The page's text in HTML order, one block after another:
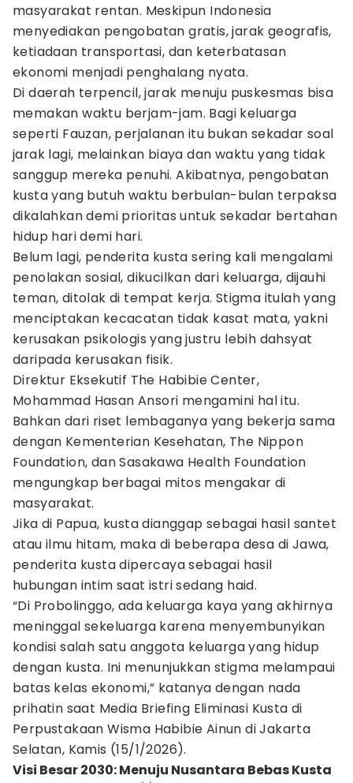
masyarakat rentan. Meskipun Indonesia
menyediakan pengobatan gratis, jarak geografis,
ketiadaan transportasi, dan keterbatasan
ekonomi menjadi penghalang nyata.
Di daerah terpencil, jarak menuju puskesmas bisa
memakan waktu berjam-jam. Bagi keluarga
seperti Fauzan, perjalanan itu bukan sekadar soal
jarak lagi, melainkan biaya dan waktu yang tidak
sanggup mereka penuhi. Akibatnya, pengobatan
kusta yang butuh waktu berbulan-bulan terpaksa
dikalahkan demi prioritas untuk sekadar bertahan
hidup hari demi hari.
Belum lagi, penderita kusta sering kali mengalami
penolakan sosial, dikucilkan dari keluarga, dijauhi
teman, ditolak di tempat kerja. Stigma itulah yang
menciptakan kecacatan tidak kasat mata, yakni
kerusakan psikologis yang justru lebih dahsyat
daripada kerusakan fisik.
Direktur Eksekutif The Habibie Center,
Mohammad Hasan Ansori mengamini hal itu.
Bahkan dari riset lembaganya yang bekerja sama
dengan Kementerian Kesehatan, The Nippon
Foundation, dan Sasakawa Health Foundation
mengungkap berbagai mitos mengakar di
masyarakat.
Jika di Papua, kusta dianggap sebagai hasil santet
atau ilmu hitam, maka di beberapa desa di Jawa,
penderita kusta dipercaya sebagai hasil
hubungan intim saat istri sedang haid.
“Di Probolinggo, ada keluarga kaya yang akhirnya
meninggal sekeluarga karena menyembunyikan
kondisi salah satu anggota keluarga yang hidup
dengan kusta. Ini menunjukkan stigma melampaui
batas kelas ekonomi,” katanya dengan nada
prihatin saat Media Briefing Eliminasi Kusta di
Perpustakaan Wisma Habibie Ainun di Jakarta
Selatan, Kamis (15/1/2026).
Visi Besar 2030: Menuju Nusantara Bebas Kusta